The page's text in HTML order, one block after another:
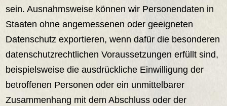
sein. Ausnahmsweise können wir Personendaten in
Staaten ohne angemessenen oder geeigneten
Datenschutz exportieren, wenn dafür die besonderen
datenschutz­rechtlichen Voraussetzungen erfüllt sind,
beispielsweise die ausdrückliche Einwilligung der
betroffenen Personen oder ein unmittelbarer
Zusammenhang mit dem Abschluss oder der